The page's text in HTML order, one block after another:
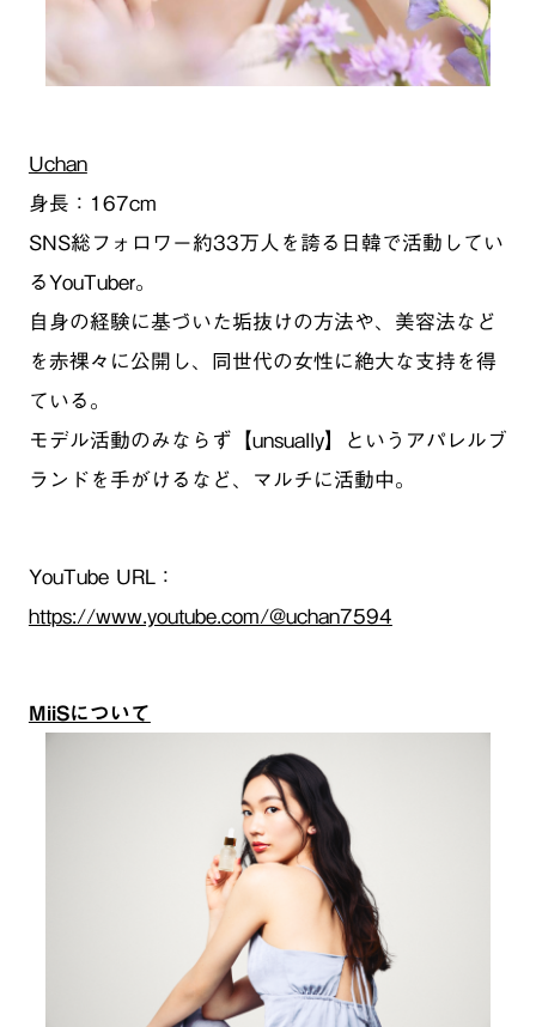
Uchan
身長：167cm
SNS総フォロワー約33万人を誇る日韓で活動してい
るYouTuber。
自身の経験に基づいた垢抜けの方法や、美容法など
を赤裸々に公開し、同世代の女性に絶大な支持を得
ている。
モデル活動のみならず【unsually】というアパレルブ
ランドを手がけるなど、マルチに活動中。
YouTube URL：
https://www.youtube.com/@uchan7594
MiiSについて